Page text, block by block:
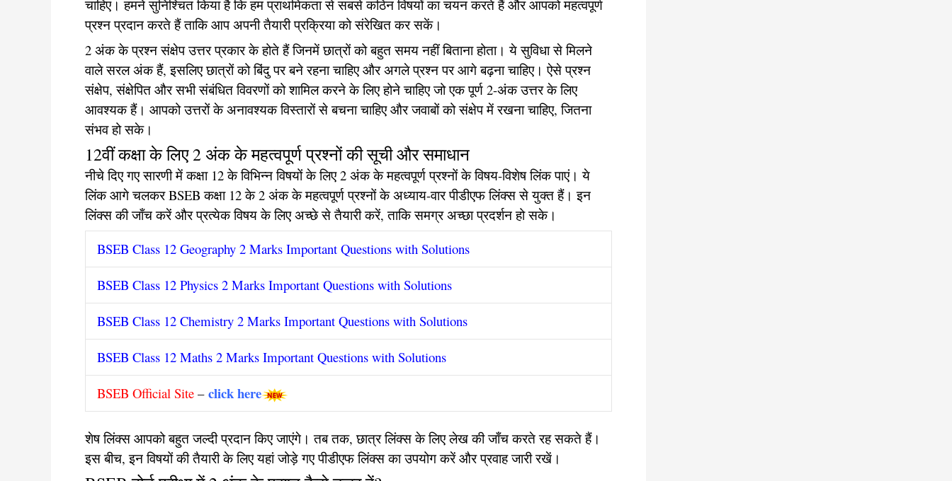
चाहिए। हमने सुनिश्चित किया है कि हम प्राथमिकता से सबसे कठिन विषयों का चयन करते हैं और आपको महत्वपूर्ण
प्रश्न प्रदान करते हैं ताकि आप अपनी तैयारी प्रक्रिया को संरेखित कर सकें।
2 अंक के प्रश्न संक्षेप उत्तर प्रकार के होते हैं जिनमें छात्रों को बहुत समय नहीं बिताना होता। ये सुविधा से मिलने
वाले सरल अंक हैं, इसलिए छात्रों को बिंदु पर बने रहना चाहिए और अगले प्रश्न पर आगे बढ़ना चाहिए। ऐसे प्रश्न
संक्षेप, संक्षेपित और सभी संबंधित विवरणों को शामिल करने के लिए होने चाहिए जो एक पूर्ण 2-अंक उत्तर के लिए
आवश्यक हैं। आपको उत्तरों के अनावश्यक विस्तारों से बचना चाहिए और जवाबों को संक्षेप में रखना चाहिए, जितना
संभव हो सके।
12वीं कक्षा के लिए 2 अंक के महत्वपूर्ण प्रश्नों की सूची और समाधान
नीचे दिए गए सारणी में कक्षा 12 के विभिन्न विषयों के लिए 2 अंक के महत्वपूर्ण प्रश्नों के विषय-विशेष लिंक पाएं। ये
लिंक आगे चलकर BSEB कक्षा 12 के 2 अंक के महत्वपूर्ण प्रश्नों के अध्याय-वार पीडीएफ लिंक्स से युक्त हैं। इन
लिंक्स की जाँच करें और प्रत्येक विषय के लिए अच्छे से तैयारी करें, ताकि समग्र अच्छा प्रदर्शन हो सके।
BSEB Class 12 Geography 2 Marks Important Questions with Solutions
BSEB Class 12 Physics 2 Marks Important Questions with Solutions
BSEB Class 12 Chemistry 2 Marks Important Questions with Solutions
BSEB Class 12 Maths 2 Marks Important Questions with Solutions
BSEB Official Site – click here
शेष लिंक्स आपको बहुत जल्दी प्रदान किए जाएंगे। तब तक, छात्र लिंक्स के लिए लेख की जाँच करते रह सकते हैं।
इस बीच, इन विषयों की तैयारी के लिए यहां जोड़े गए पीडीएफ लिंक्स का उपयोग करें और प्रवाह जारी रखें।